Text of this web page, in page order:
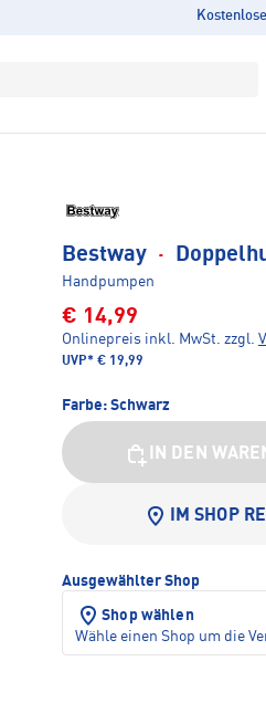
Bestway ·
Handpumpen
€ 14,99
Onlinepreis inkl. MwSt. zzgl.
UVP* € 19,99
Farbe: Schwarz
IN DEN
IM SHOP
Ausgewählter Shop
Shop wählen
Wähle einen Shop um die